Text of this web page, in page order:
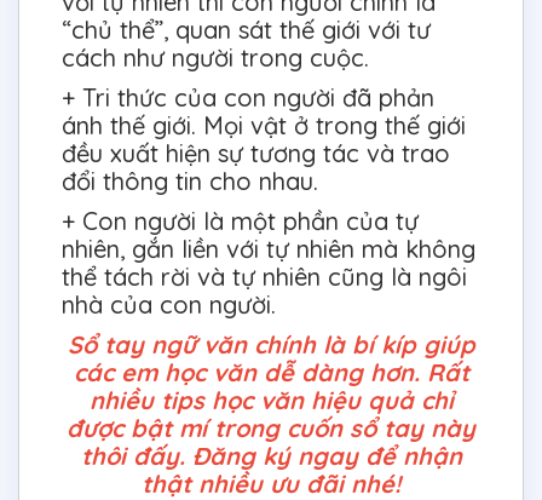
“chủ thể”, quan sát thế giới với tư
cách như người trong cuộc.
+ Tri thức của con người đã phản
ánh thế giới. Mọi vật ở trong thế giới
đều xuất hiện sự tương tác và trao
đổi thông tin cho nhau.
+ Con người là một phần của tự
nhiên, gắn liền với tự nhiên mà không
thể tách rời và tự nhiên cũng là ngôi
nhà của con người.
Sổ tay ngữ văn chính là bí kíp giúp
các em học văn dễ dàng hơn. Rất
nhiều tips học văn hiệu quả chỉ
được bật mí trong cuốn sổ tay này
thôi đấy. Đăng ký ngay để nhận
thật nhiều ưu đãi nhé!